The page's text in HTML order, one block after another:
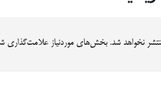
نخواهد شد. بخش‌های موردنیاز علامت‌گذاری